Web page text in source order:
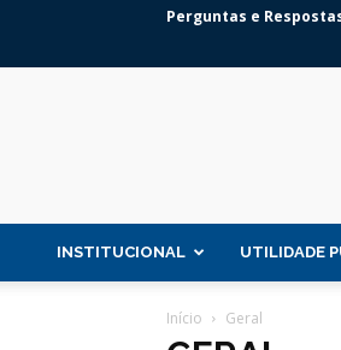
Perguntas e
INSTITUCIONAL UTILIDADE
Início Geral